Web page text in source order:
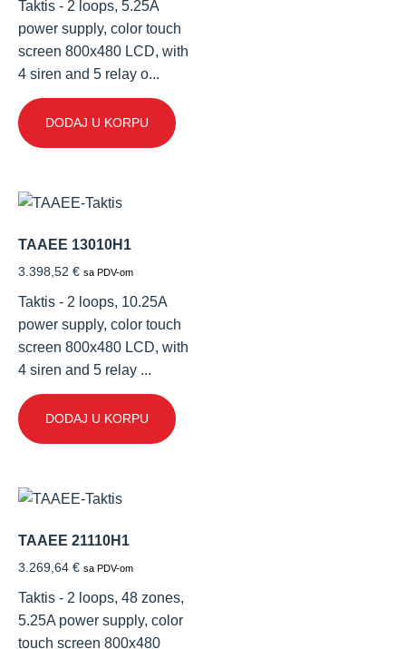
Taktis - 2 loops, 5.25A
power supply, color touch
screen 800x480 LCD, with
4 siren and 5 relay o...
DODAJ U KORPU
TAAEE 13010H1
3.398,52 € sa PDV-om
Taktis - 2 loops, 10.25A
power supply, color touch
screen 800x480 LCD, with
4 siren and 5 relay ...
DODAJ U KORPU
TAAEE 21110H1
3.269,64 € sa PDV-om
Taktis - 2 loops, 48 zones,
5.25A power supply, color
touch screen 800x480